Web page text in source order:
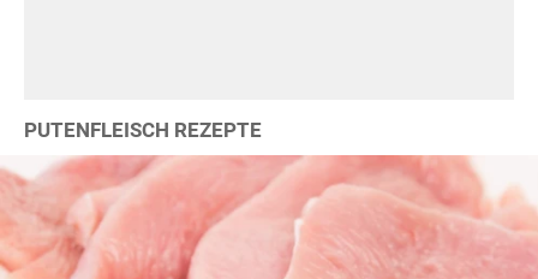
PUTENFLEISCH REZEPTE